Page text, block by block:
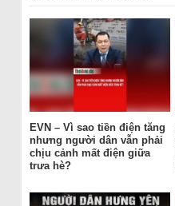
EVN – Vì sao tiền điện tăng
nhưng người dân vẫn phải
chịu cảnh mất điện giữa
trưa hè?